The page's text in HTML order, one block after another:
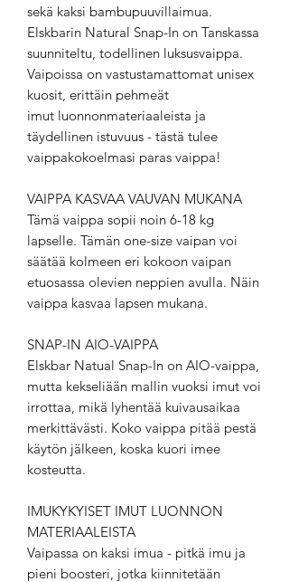
sekä kaksi bambupuuvillaimua.
Elskbarin Natural Snap-In on Tanskassa
suunniteltu, todellinen luksusvaippa.
Vaipoissa on vastustamattomat unisex
kuosit, erittäin pehmeät
imut luonnonmateriaaleista ja
täydellinen istuvuus - tästä tulee
vaippakokoelmasi paras vaippa!
VAIPPA KASVAA VAUVAN MUKANA
Tämä vaippa sopii noin 6-18 kg
lapselle. Tämän one-size vaipan voi
säätää kolmeen eri kokoon vaipan
etuosassa olevien neppien avulla. Näin
vaippa kasvaa lapsen mukana.
SNAP-IN AIO-VAIPPA
Elskbar Natual Snap-In on AIO-vaippa,
mutta kekseliään mallin vuoksi imut voi
irrottaa, mikä lyhentää kuivausaikaa
merkittävästi. Koko vaippa pitää pestä
käytön jälkeen, koska kuori imee
kosteutta.
IMUKYKYISET IMUT LUONNON
MATERIAALEISTA
Vaipassa on kaksi imua - pitkä imu ja
pieni boosteri, jotka kiinnitetään